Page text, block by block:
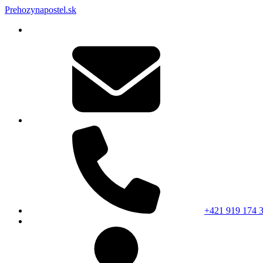
Prehozynapostel.sk
+421 919 174